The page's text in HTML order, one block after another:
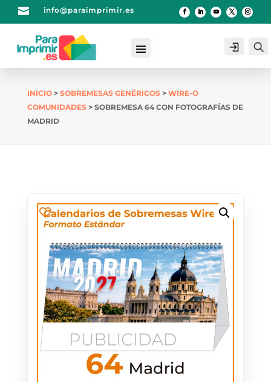
 info@paraimprimir.es
Login
INICIO> SOBREMESAS GENÉRICOS> WIRE-O
COMUNIDADES> SOBREMESA 64 CON FOTOGRAFÍAS DE
MADRID